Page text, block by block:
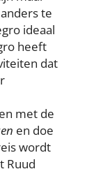
te
ideaal
heeft
dat
met de
en doe
wordt
Ruud